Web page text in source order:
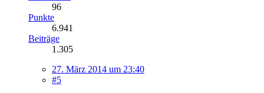
96
Punkte
6.941
Beiträge
1.305
27. März 2014 um 23:40
#5